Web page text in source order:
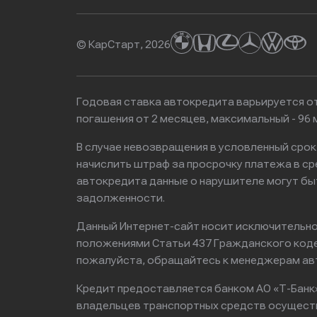
© КарСтарт, 2026
Годовая ставка автокредита варьируется
погашения от 2 месяцев, максимальный -
В случае невозвращения в условленный
начислить штраф за просрочку платежа в
автокредита данные о нарушителе могут
задолженности.
Данный Интернет-сайт носит
положениями Статьи 437 Гражданского
пожалуйста, обращайтесь к менеджерам
Кредит предоставляется банком АО «Т-
владельцев транспортных средств